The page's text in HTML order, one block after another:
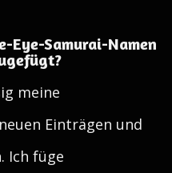
Eye-Samurai-Namen
meine
Einträgen und
Ich füge